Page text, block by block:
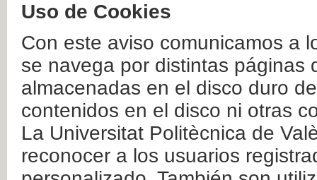
Uso de Cookies
Con este aviso comunicamos a
se navega por distintas páginas
almacenadas en el disco duro
contenidos en el disco ni otras
La Universitat Politècnica de
reconocer a los usuarios